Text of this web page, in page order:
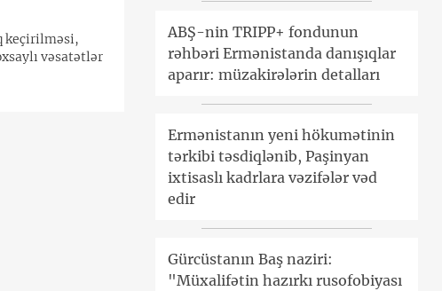
keçirilməsi,
vəsatətlər
ABŞ-nin TRIPP+ fondunun
rəhbəri Ermənistanda danışıqlar
aparır: müzakirələrin detalları
Ermənistanın yeni hökumətinin
tərkibi təsdiqlənib, Paşinyan
ixtisaslı kadrlara vəzifələr vəd
edir
Gürcüstanın Baş naziri:
"Müxalifətin hazırkı rusofobiyası